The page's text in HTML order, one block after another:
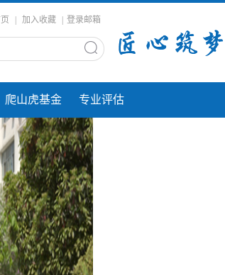
加入收藏 登录邮箱
爬山虎基金 专业评估